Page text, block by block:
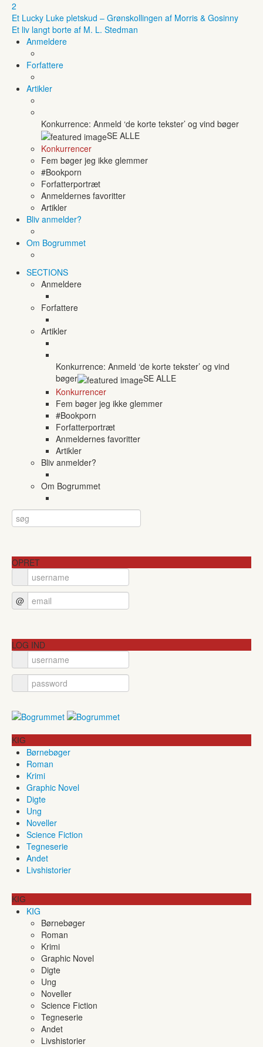
2
Et Lucky Luke pletskud – Grønskollingen af Morris & Gosinny
Et liv langt borte af M. L. Stedman
Anmeldere
Forfattere
Artikler
Konkurrence: Anmeld ‘de korte tekster’ og vind bøger
SE ALLE
Konkurrencer
Fem bøger jeg ikke glemmer
#Bookporn
Forfatterportræt
Anmeldernes favoritter
Artikler
Bliv anmelder?
Om Bogrummet
SECTIONS
Anmeldere
Forfattere
Artikler
Konkurrence: Anmeld ‘de korte tekster’ og vind
bøger
SE ALLE
Konkurrencer
Fem bøger jeg ikke glemmer
#Bookporn
Forfatterportræt
Anmeldernes favoritter
Artikler
Bliv anmelder?
Om Bogrummet
OPRET
@
LOG IND
KIG
Børnebøger
Roman
Krimi
Graphic Novel
Digte
Ung
Noveller
Science Fiction
Tegneserie
Andet
Livshistorier
KIG
KIG
Børnebøger
Roman
Krimi
Graphic Novel
Digte
Ung
Noveller
Science Fiction
Tegneserie
Andet
Livshistorier